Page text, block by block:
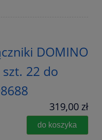
DOMINO
22 do
319,00 zł
do koszyka